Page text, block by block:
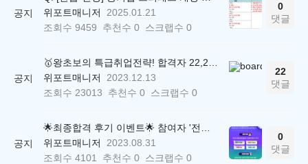
공지
위포트매니저
2025.01.21
조회수 9459 추천수 0 스크랩수 0
0
댓글
공지
위포트매니저
2023.12.13
조회수 23013 추천수 0 스크랩수 0
22
댓글
공지
위포트매니저
2023.08.31
조회수 4101 추천수 0 스크랩수 0
0
댓글